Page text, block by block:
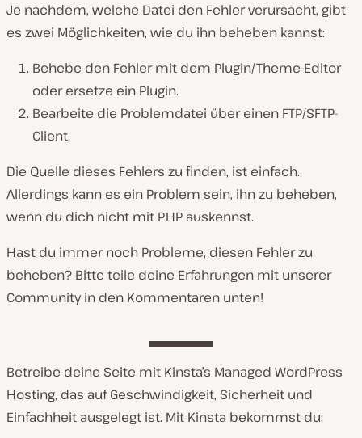
Je nachdem, welche Datei den Fehler verursacht, gibt
es zwei Möglichkeiten, wie du ihn beheben kannst:
Behebe den Fehler mit dem Plugin/Theme-Editor
oder ersetze ein Plugin.
Bearbeite die Problemdatei über einen FTP/SFTP-
Client.
Die Quelle dieses Fehlers zu finden, ist einfach.
Allerdings kann es ein Problem sein, ihn zu beheben,
wenn du dich nicht mit PHP auskennst.
Hast du immer noch Probleme, diesen Fehler zu
beheben? Bitte teile deine Erfahrungen mit unserer
Community in den Kommentaren unten!
Betreibe deine Seite mit Kinsta’s Managed WordPress
Hosting, das auf Geschwindigkeit, Sicherheit und
Einfachheit ausgelegt ist. Mit Kinsta bekommst du: